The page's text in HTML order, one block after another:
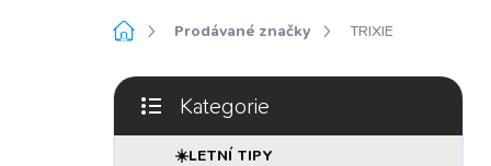
DomůProdávané značky TRIXIE
P
s
Přeskočit
kategorie
Kategorie
☀️LETNÍ TIPY